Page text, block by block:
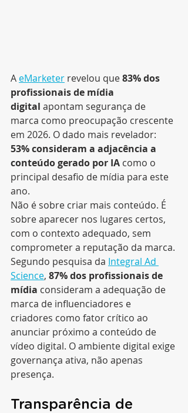
A eMarketer revelou que 83% dos
profissionais de mídia
digital apontam segurança de
marca como preocupação crescente
em 2026. O dado mais revelador:
53% consideram a adjacência a
conteúdo gerado por IA como o
principal desafio de mídia para este
ano.
Não é sobre criar mais conteúdo. É
sobre aparecer nos lugares certos,
com o contexto adequado, sem
comprometer a reputação da marca.
Segundo pesquisa da Integral Ad
Science, 87% dos profissionais de
mídia consideram a adequação de
marca de influenciadores e
criadores como fator crítico ao
anunciar próximo a conteúdo de
vídeo digital. O ambiente digital exige
governança ativa, não apenas
presença.
Transparência de